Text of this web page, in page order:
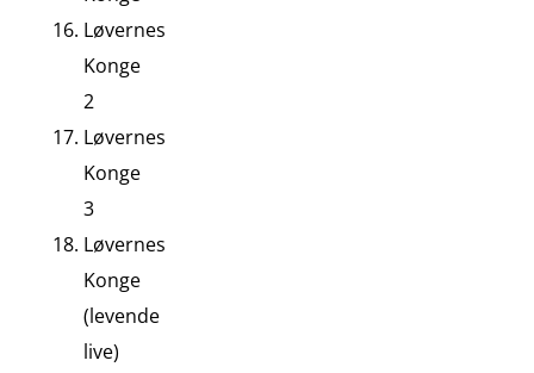
Løvernes
Konge
2
Løvernes
Konge
3
Løvernes
Konge
(levende
live)